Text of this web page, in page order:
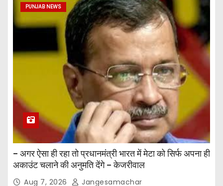
PUNJAB NEWS
– अगर ऐसा ही रहा तो प्रधानमंत्री भारत में मेटा को सिर्फ अपना ही
अकाउंट चलाने की अनुमति देंगे – केजरीवाल
Aug 7, 2026 Jangesamachar